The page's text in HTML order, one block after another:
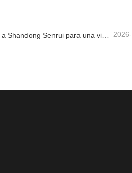
Bienvenido a Shandong Senrui para una visita e inspección, y para discutir una cooperación en profundidad